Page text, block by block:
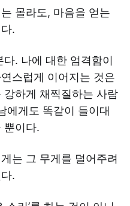
몰라도, 마음을 얻는
.
. 나에 대한 엄격함이
스럽게 이어지는 것은
하게 채찍질하는 사람
에게도 똑같이 들이대
뿐이다.
는 그 무게를 덜어주려
.